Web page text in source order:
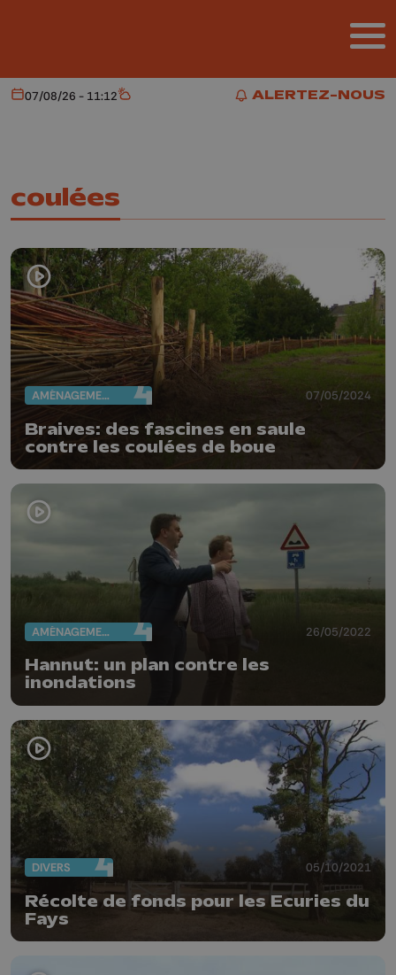
ALERTEZ-NOUS
ALERTEZ-NOUS
Aujourd'hui
07/08/26 - 11:12 Météo
coulées
AMÉNAGEMENT DU TERRITOIRE 07/05/2024
Braives: des fascines en saule
contre les coulées de boue
AMÉNAGEMENT DU TERRITOIRE 26/05/2022
Hannut: un plan contre les
inondations
DIVERS 05/10/2021
Récolte de fonds pour les Ecuries du
Fays